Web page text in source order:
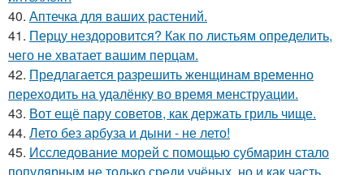
40. Аптечка для ваших растений.
41. Перцу нездоровится? Как по листьям определить,
чего не хватает вашим перцам.
42. Предлагается разрешить женщинам временно
переходить на удалёнку во время менструации.
43. Вот ещё пару советов, как держать гриль чище.
44. Лето без арбуза и дыни - не лето!
45. Исследование морей с помощью субмарин стало